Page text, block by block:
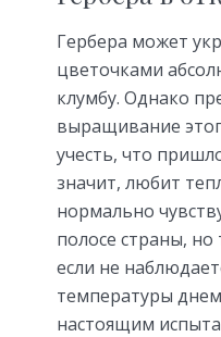
Гербера может
цветочками
клумбу. Однако
выращивание
учесть, что
значит, любит
нормально
полосе страны, но
если не
температуры
настоящим